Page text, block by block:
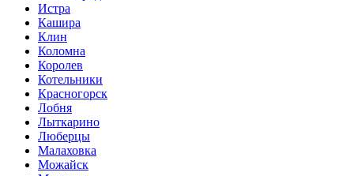
Истра
Кашира
Клин
Коломна
Королев
Котельники
Красногорск
Лобня
Лыткарино
Люберцы
Малаховка
Можайск